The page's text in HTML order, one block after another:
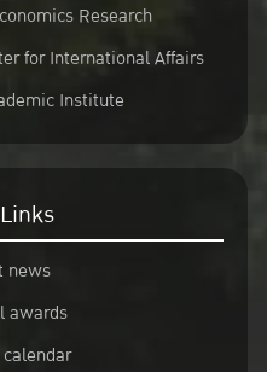
Research
for International Affairs
Institute
news
awards